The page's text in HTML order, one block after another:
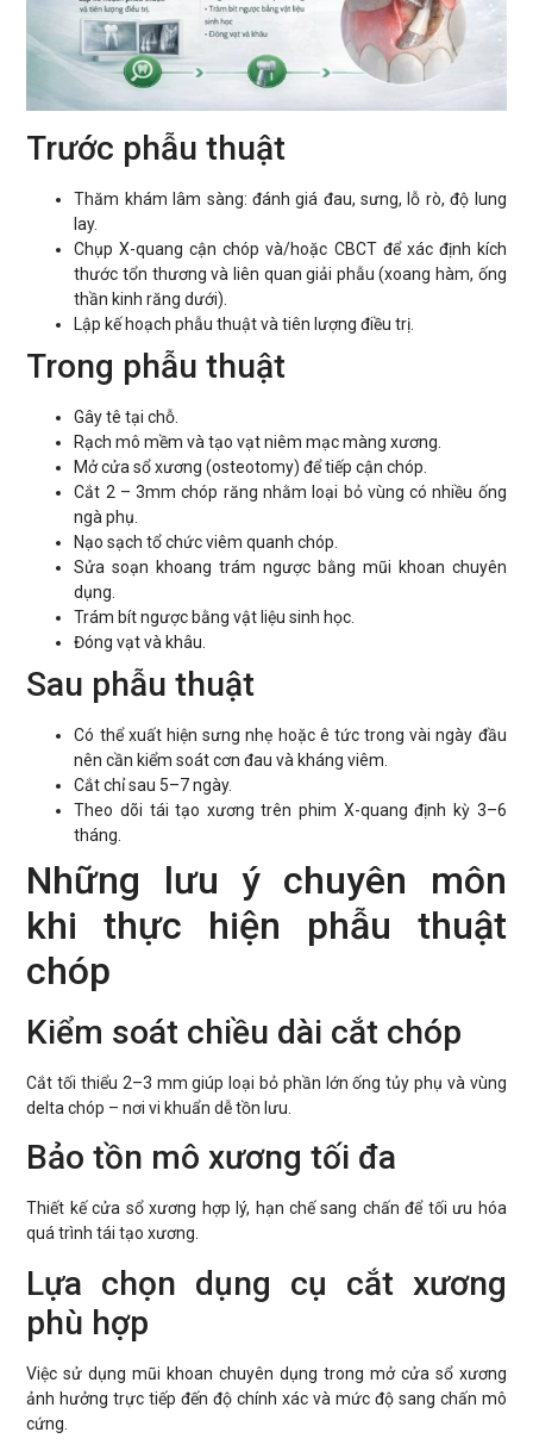
Trước phẫu thuật
Thăm khám lâm sàng: đánh giá đau, sưng, lỗ rò, độ lung
lay.
Chụp X-quang cận chóp và/hoặc CBCT để xác định kích
thước tổn thương và liên quan giải phẫu (xoang hàm, ống
thần kinh răng dưới).
Lập kế hoạch phẫu thuật và tiên lượng điều trị.
Trong phẫu thuật
Gây tê tại chỗ.
Rạch mô mềm và tạo vạt niêm mạc màng xương.
Mở cửa sổ xương (osteotomy) để tiếp cận chóp.
Cắt 2 – 3mm chóp răng nhằm loại bỏ vùng có nhiều ống
ngà phụ.
Nạo sạch tổ chức viêm quanh chóp.
Sửa soạn khoang trám ngược bằng mũi khoan chuyên
dụng.
Trám bít ngược bằng vật liệu sinh học.
Đóng vạt và khâu.
Sau phẫu thuật
Có thể xuất hiện sưng nhẹ hoặc ê tức trong vài ngày đầu
nên cần kiểm soát cơn đau và kháng viêm.
Cắt chỉ sau 5–7 ngày.
Theo dõi tái tạo xương trên phim X-quang định kỳ 3–6
tháng.
Những lưu ý chuyên môn
khi thực hiện phẫu thuật
chóp
Kiểm soát chiều dài cắt chóp
Cắt tối thiểu 2–3 mm giúp loại bỏ phần lớn ống tủy phụ và vùng
delta chóp – nơi vi khuẩn dễ tồn lưu.
Bảo tồn mô xương tối đa
Thiết kế cửa sổ xương hợp lý, hạn chế sang chấn để tối ưu hóa
quá trình tái tạo xương.
Lựa chọn dụng cụ cắt xương
phù hợp
Việc sử dụng mũi khoan chuyên dụng trong mở cửa sổ xương
ảnh hưởng trực tiếp đến độ chính xác và mức độ sang chấn mô
cứng.